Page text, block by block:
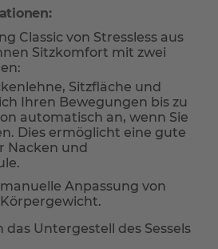
Classic von Stressless aus
Sitzkomfort mit zwei
Sitzfläche und
Ihren Bewegungen bis zu
automatisch an, wenn Sie
Dies ermöglicht eine gute
Nacken und
Anpassung von
das Untergestell des Sessels